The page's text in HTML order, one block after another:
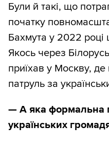
Були й такі, що
початку
Бахмута у 2022
Якось через
приїхав у Москву,
патруль за
— А яка формальна
українських